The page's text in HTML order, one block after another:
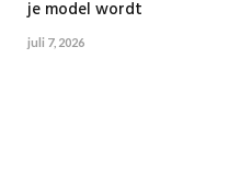
je model wordt
juli 7, 2026